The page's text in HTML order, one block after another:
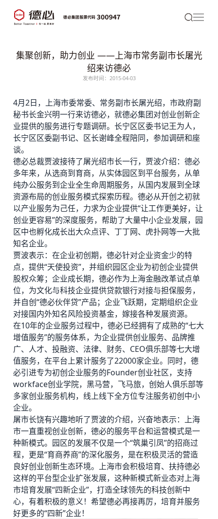
集聚创新，助力创业 ——上海市常务副市长屠光
绍来访德必
发布时间：2015-04-03
4月2日，上海市委常委、常务副市长屠光绍，市政府副
秘书长金兴明一行来访德必，就德必集团对创业创新企
业提供的服务进行专题调研。长宁区区委书记王为人，
长宁区区委副书记、区长谢峰全程陪同，参加调研和座
谈。
德必总裁贾波接待了屠光绍市长一行，贾波介绍：德必
多年来，从选商到育商，从实体园区到平台服务，从单
纯办公服务到企业全生命周期服务，从国内发展到全球
资源布局的创业服务模式探索历程。德必从开创之初就
以产业服务为己任，力求为企业提供“让工作更美好，让
创业更容易”的深度服务，帮助了大量中小企业发展，园
区中也孵化成长出大众点评、丁丁网、虎扑网等一大批
知名企业。
贾波表示：在企业初创期，德必针对企业资金少的特
点，提供“天使投资”，并组织园区企业为初创企业提供
股权众筹；企业成长期，德必作为上海金融改革试点单
位，为文化与科技企业提供贷款银行对接与担保服务，
并自创“德必伙伴贷”产品；企业飞跃期，定期组织企业
对接国内外知名风险投资基金，嫁接各种发展资源。
在10年的企业服务过程中，德必已经拥有了成熟的“七大
增值服务”的服务体系，为企业提供创业服务、品牌推
广、人才、投融资、法律、财务、CEO俱乐部等七大增
值服务，在平台上累计服务了22000家企业。同时，德
必引进专为初创企业服务的Founder创业社区，支持
workface创业学院，黑马营，飞马旅，创始人俱乐部等
多家创业服务机构，线上线下全方位专注服务初创中小
企业。
屠市长饶有兴趣地听了贾波的介绍，兴奋地表示：上海
市一直重视创业创新，德必的服务平台和运营模式是一
种新模式。园区的发展不仅是一个“筑巢引凤”的招商过
程，更是“育商养商”的深化服务，是在积极灵活的营造
良好创业创新生态环境。上海市会积极培育、扶持德必
这样的平台型企业扩张发展，这种新模式新业态对上海
市培育发展“四新企业”，打造全球领先的科技创新中
心，有着积极的意义！希望德必再接再厉，培育并服务
好更多的“四新”企业！